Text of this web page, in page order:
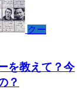
クー
を教えて？今
？